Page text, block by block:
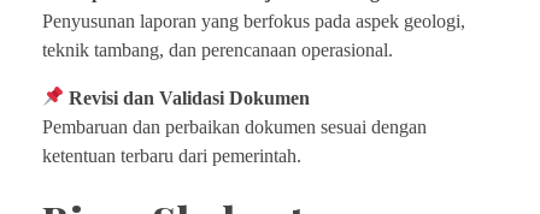
Penyusunan laporan yang berfokus pada aspek geologi,
teknik tambang, dan perencanaan operasional.
Revisi dan Validasi Dokumen
Pembaruan dan perbaikan dokumen sesuai dengan
ketentuan terbaru dari pemerintah.